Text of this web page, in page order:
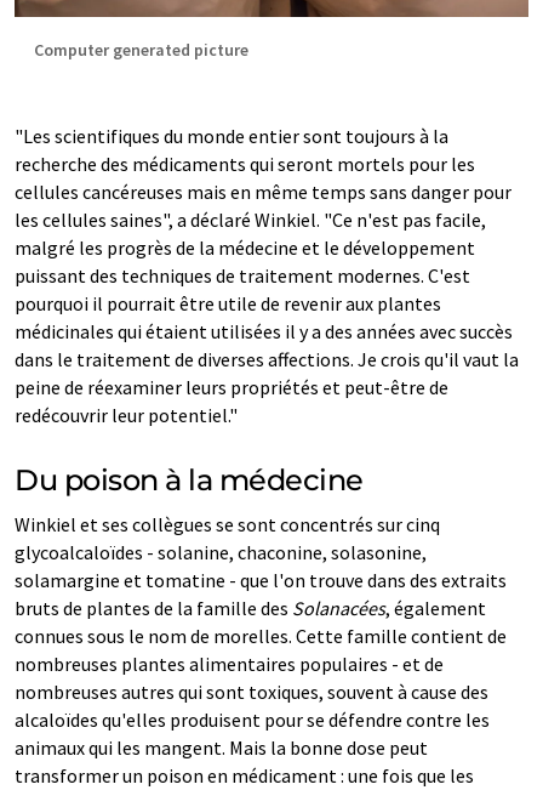
Computer generated picture
"Les scientifiques du monde entier sont toujours à la
recherche des médicaments qui seront mortels pour les
cellules cancéreuses mais en même temps sans danger pour
les cellules saines", a déclaré Winkiel. "Ce n'est pas facile,
malgré les progrès de la médecine et le développement
puissant des techniques de traitement modernes. C'est
pourquoi il pourrait être utile de revenir aux plantes
médicinales qui étaient utilisées il y a des années avec succès
dans le traitement de diverses affections. Je crois qu'il vaut la
peine de réexaminer leurs propriétés et peut-être de
redécouvrir leur potentiel."
Du poison à la médecine
Winkiel et ses collègues se sont concentrés sur cinq
glycoalcaloïdes - solanine, chaconine, solasonine,
solamargine et tomatine - que l'on trouve dans des extraits
bruts de plantes de la famille des Solanacées, également
connues sous le nom de morelles. Cette famille contient de
nombreuses plantes alimentaires populaires - et de
nombreuses autres qui sont toxiques, souvent à cause des
alcaloïdes qu'elles produisent pour se défendre contre les
animaux qui les mangent. Mais la bonne dose peut
transformer un poison en médicament : une fois que les